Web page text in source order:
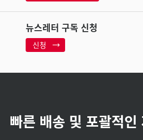
뉴스레터 구독 신청
신청
빠른 배송 및 포괄적인